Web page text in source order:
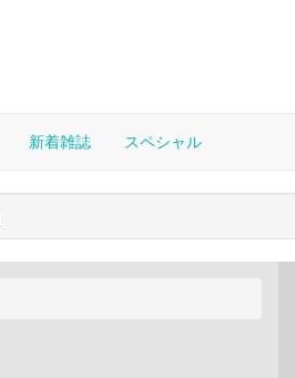
新着雑誌 スペシャル